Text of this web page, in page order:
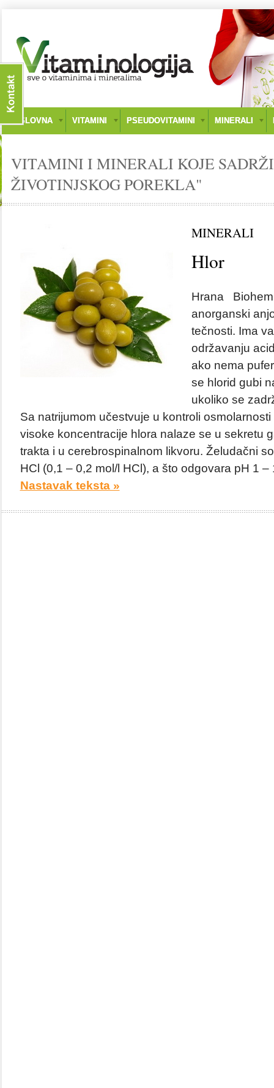
NASLOVNA VITAMINI PSEUDOVITAMINI MINERALI
VITAMINI I MINERALI KOJE
ŽIVOTINJSKOG POREKLA"
MINERALI
Hlor
Hrana
anorganski
tečnosti. Ima
održavanju
ako nema
se hlorid gubi
ukoliko se
Sa natrijumom učestvuje u kontroli
visoke koncentracije hlora nalaze se u sekretu
trakta i u cerebrospinalnom likvoru. Želudačni
HCl (0,1 – 0,2 mol/l HCl), a što odgovara pH 1
Nastavak teksta »